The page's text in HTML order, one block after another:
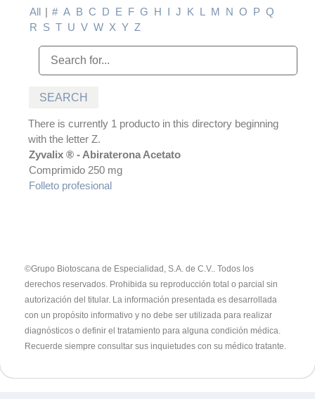
All | # A B C D E F G H I J K L M N O P Q
R S T U V W X Y Z
There is currently 1 producto in this directory beginning
with the letter Z.
Zyvalix ® - Abiraterona Acetato
Comprimido 250 mg
Folleto profesional
©Grupo Biotoscana de Especialidad, S.A. de C.V.. Todos los
derechos reservados. Prohibida su reproducción total o parcial sin
autorización del titular. La información presentada es desarrollada
con un propósito informativo y no debe ser utilizada para realizar
diagnósticos o definir el tratamiento para alguna condición médica.
Recuerde siempre consultar sus inquietudes con su médico tratante.